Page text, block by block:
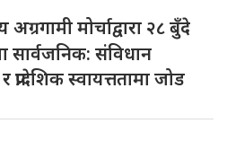
अग्रगामी मोर्चाद्वारा २८ बुँदे
सार्वजनिक: संविधान
स्वायत्ततामा जोड